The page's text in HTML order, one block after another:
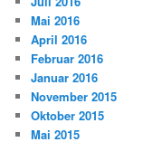
Mai 2016
April 2016
Februar 2016
Januar 2016
November 2015
Oktober 2015
Mai 2015